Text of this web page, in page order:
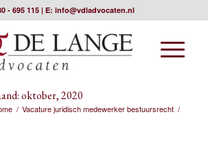
- 695 115| E: info@vdladvocaten.nl
oktober, 2020
/ Vacature juridisch medewerker bestuursrecht /